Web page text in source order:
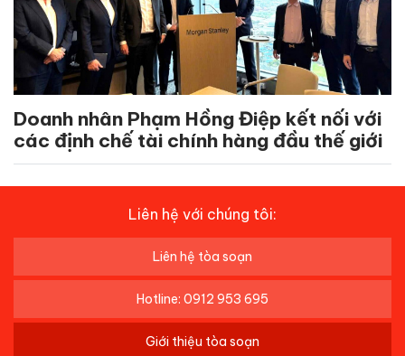
Doanh nhân Phạm Hồng Điệp kết nối với
các định chế tài chính hàng đầu thế giới
Liên hệ với chúng tôi:
Liên hệ tòa soạn
Hotline: 0912 953 695
Giới thiệu tòa soạn